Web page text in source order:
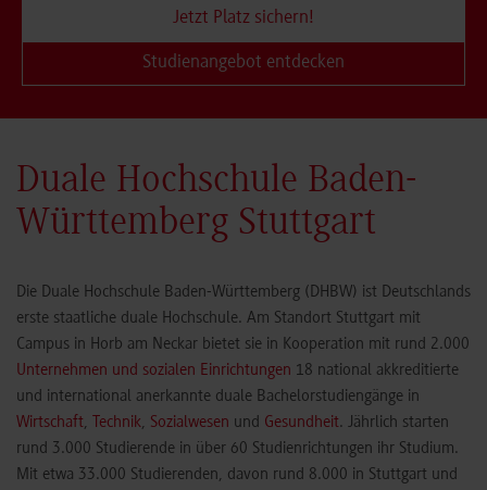
Jetzt Platz sichern!
Studienangebot entdecken
Duale Hochschule Baden-
Württemberg Stuttgart
Die Duale Hochschule Baden-Württemberg (DHBW) ist Deutschlands
erste staatliche duale Hochschule. Am Standort Stuttgart mit
Campus in Horb am Neckar bietet sie in Kooperation mit rund 2.000
Unternehmen und sozialen Einrichtungen 18 national akkreditierte
und international anerkannte duale Bachelorstudiengänge in
Wirtschaft, Technik, Sozialwesen und Gesundheit. Jährlich starten
rund 3.000 Studierende in über 60 Studienrichtungen ihr Studium.
Mit etwa 33.000 Studierenden, davon rund 8.000 in Stuttgart und